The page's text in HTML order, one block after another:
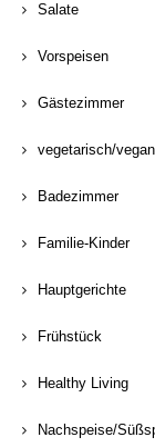
Salate
Vorspeisen
Gästezimmer
vegetarisch/vegan
Badezimmer
Familie-Kinder
Hauptgerichte
Frühstück
Healthy Living
Nachspeise/